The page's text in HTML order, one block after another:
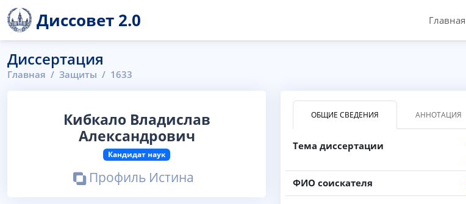
Диссовет 2.0 Главная
Диссертация
Главная Защиты 1633
Кибкало Владислав
Александрович
Кандидат наук
Профиль Истина
ОБЩИЕ СВЕДЕНИЯ АННОТАЦИЯ
Тема диссертации
ФИО соискателя